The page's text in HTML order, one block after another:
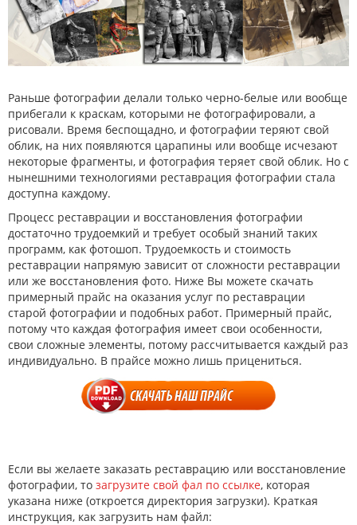
Раньше фотографии делали только черно-белые или вообще
прибегали к краскам, которыми не фотографировали, а
рисовали. Время беспощадно, и фотографии теряют свой
облик, на них появляются царапины или вообще исчезают
некоторые фрагменты, и фотография теряет свой облик. Но с
нынешними технологиями реставрация фотографии стала
доступна каждому.
Процесс реставрации и восстановления фотографии
достаточно трудоемкий и требует особый знаний таких
программ, как фотошоп. Трудоемкость и стоимость
реставрации напрямую зависит от сложности реставрации
или же восстановления фото. Ниже Вы можете скачать
примерный прайс на оказания услуг по реставрации
старой фотографии и подобных работ. Примерный прайс,
потому что каждая фотография имеет свои особенности,
свои сложные элементы, потому рассчитывается каждый раз
индивидуально. В прайсе можно лишь прицениться.
Если вы желаете заказать реставрацию или восстановление
фотографии, то загрузите свой фал по ссылке, которая
указана ниже (откроется директория загрузки). Краткая
инструкция, как загрузить нам файл: